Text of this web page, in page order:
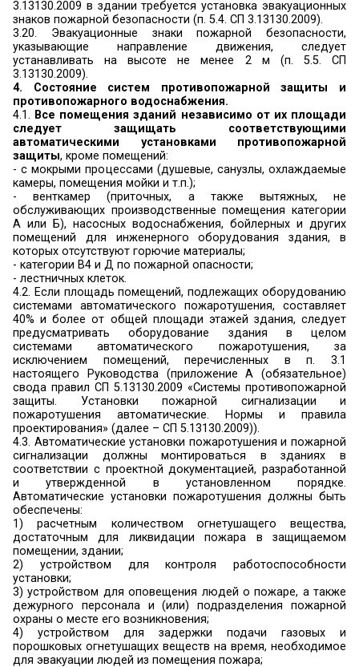
Следовательно в коридорах на путях
допускается размещать выступающие из
пожарные шкафы (навесные, приставные).
В коридорах на путях эвакуации не
любые встроенные шкафы, кроме встроенных
коммуникаций и встроенных шкафов (В) для
кранов.
Коридоры длиной более 60 м следует
противопожарными перегородками 2-го типа
длина которых определяется по своду
7.13130.2009 «Отопление, вентиляция,
Противопожарные требования», но не должна
60 м. (п. 4.3.3. СП 1.13130.2009).
3.13. Высота горизонтальных участков путей
свету должна быть не менее 2 м, ширина
участков путей эвакуации и пандусов
менее:
- 0,7 м – для проходов к одиночным рабочим
- 1,0 м – во всех остальных случаях.
В полу на путях эвакуации не допускаются
менее 45 см
и выступы, за исключением порогов в дверных
местах перепада высот следует
лестницы с числом ступеней не менее трех или
с уклоном не более 1:6.
При высоте лестниц более 45 см следует
ограждения высотой не менее 1,2 м с перилами.
Кроме того, на путях эвакуации не допускается
винтовых лестниц, лестниц полностью или
криволинейных в плане, а также забежных и
ступеней, ступеней с различной шириной
различной высоты в пределах марша
лестничной клетки (п. 4.3.4. СП 1.13130.2009).
Пути эвакуации (общие коридоры, холлы, фойе,
галереи) должны выделяться стенами или
предусмотренными от пола до перекрытия
Указанные стены и перегородки должны
глухим участкам наружных стен и не
проемов, не заполненных дверьми,